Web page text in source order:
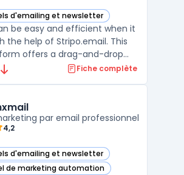
d'emailing et newsletter
dans cette catégorie
be easy and efficient when it
the help of Stripo.email. This
offers a drag-and-drop
intuitive and user-friendly. It is
Stripo.email also has a l ...
Fiche complète
par email professionnel
4,2
d'emailing et newsletter
dans cette catégorie
de marketing automation
dans cette catégorie